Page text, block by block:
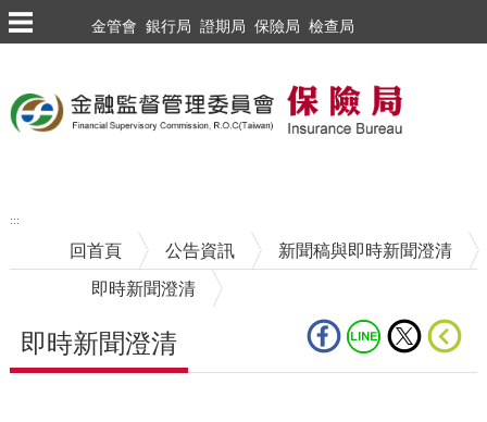
跳到主要內容區塊
金管會 銀行局 證期局 保險局 檢查局
:::
回首頁 公告資訊 新聞稿與即時新聞澄清
即時新聞澄清
即時新聞澄清